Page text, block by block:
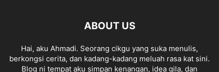
ABOUT US
Hai, aku Ahmadi. Seorang cikgu yang suka menulis,
berkongsi cerita, dan kadang-kadang meluah rasa kat sini.
Blog ni tempat aku simpan kenangan, idea gila, dan